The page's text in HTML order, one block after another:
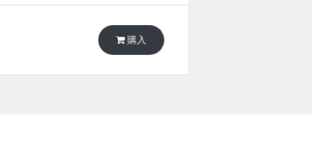
購入